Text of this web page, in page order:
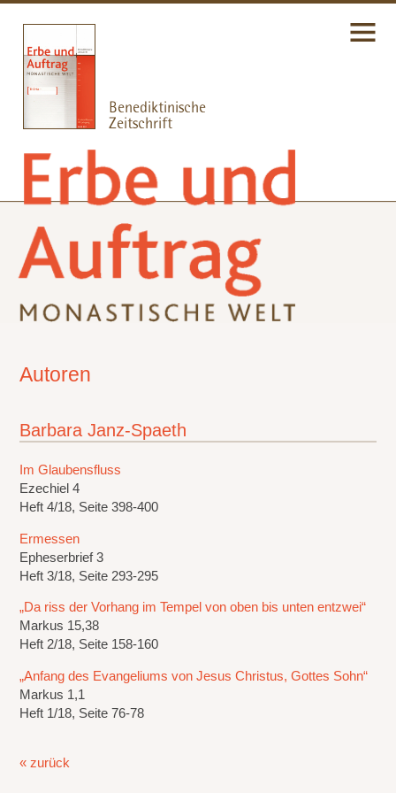
Autoren
Barbara Janz-Spaeth
Im Glaubensfluss
Ezechiel 4
Heft 4/18, Seite 398-400
Ermessen
Epheserbrief 3
Heft 3/18, Seite 293-295
„Da riss der Vorhang im Tempel von oben bis unten entzwei“
Markus 15,38
Heft 2/18, Seite 158-160
„Anfang des Evangeliums von Jesus Christus, Gottes Sohn“
Markus 1,1
Heft 1/18, Seite 76-78
« zurück